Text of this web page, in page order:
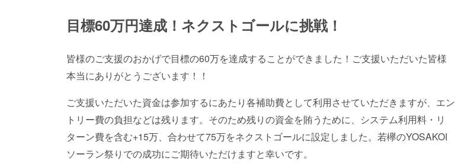
目標60万円達成！ネクストゴールに挑戦！
皆様のご支援のおかげで目標の60万を達成することができました！ご支援いただいた皆様
本当にありがとうございます！！
ご支援いただいた資金は参加するにあたり各補助費として利用させていただきますが、エン
トリー費の負担などは残ります。そのため残りの資金を賄うために、システム利用料・リ
ターン費を含む+15万、合わせて75万をネクストゴールに設定しました。若欅のYOSAKOI
ソーラン祭りでの成功にご期待いただけますと幸いです。